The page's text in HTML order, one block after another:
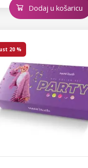
Dodaj u košaricu
20 %